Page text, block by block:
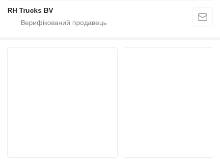
RH Trucks BV